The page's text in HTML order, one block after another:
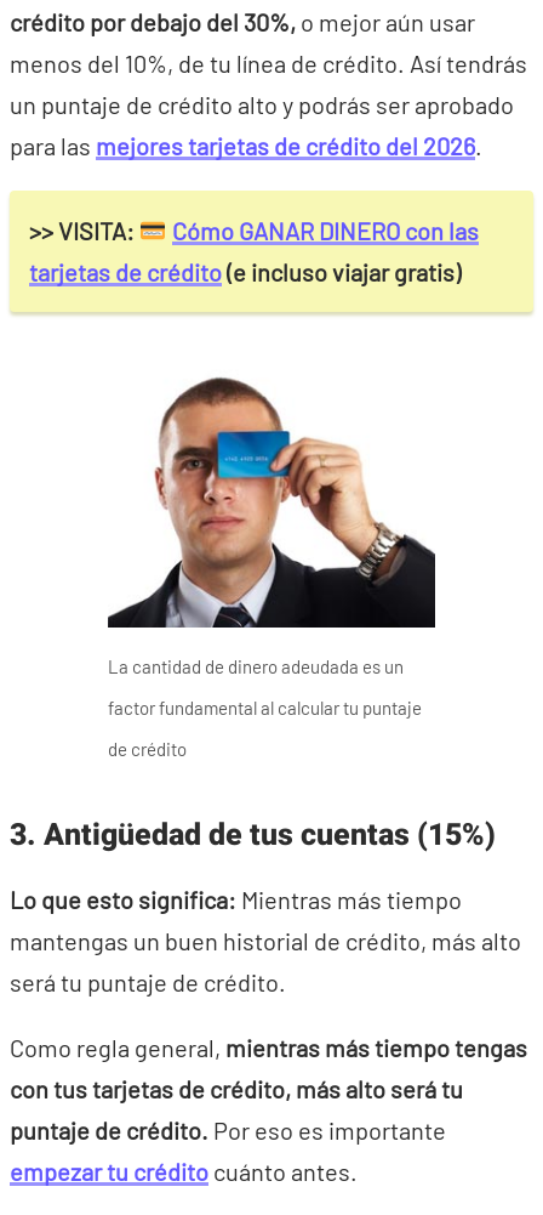
crédito por debajo del 30%, o mejor aún usar
menos del 10%, de tu línea de crédito. Así tendrás
un puntaje de crédito alto y podrás ser aprobado
para las mejores tarjetas de crédito del 2026.
>> VISITA:
Cómo GANAR DINERO con las
tarjetas de crédito(e incluso viajar gratis)
La cantidad de dinero adeudada es un
factor fundamental al calcular tu puntaje
de crédito
3. Antigüedad de tus cuentas (15%)
Lo que esto significa: Mientras más tiempo
mantengas un buen historial de crédito, más alto
será tu puntaje de crédito.
Como regla general, mientras más tiempo tengas
con tus tarjetas de crédito, más alto será tu
puntaje de crédito. Por eso es importante
empezar tu crédito cuánto antes.